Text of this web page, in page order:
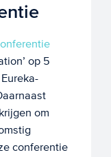
op 5
om
conferentie